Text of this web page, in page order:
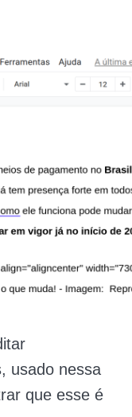
usado nessa
que esse é